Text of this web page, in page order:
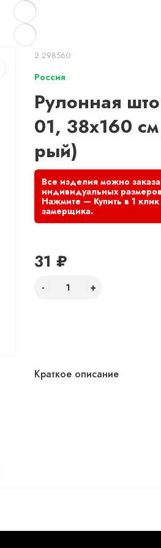
2.298560
Россия
Рулонная
01, 38х160 см
рый)
31 ₽
Краткое описание